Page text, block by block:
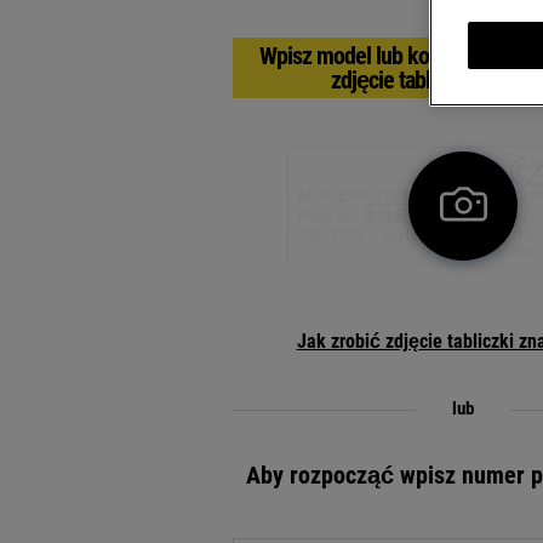
Wpisz model lub kod produktu
zdjęcie tabliczki
Wpisz
model
produktu
zrób
tabliczki
Jak zrobić zdjęcie tabliczki
lub
Aby rozpocząć wpisz numer